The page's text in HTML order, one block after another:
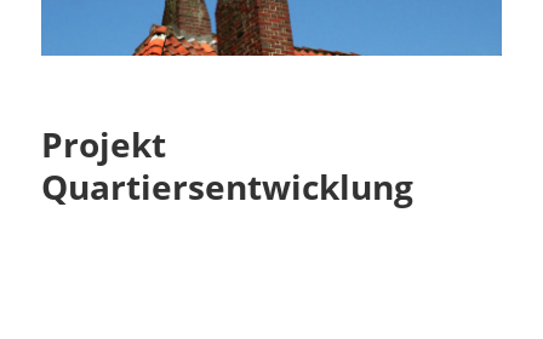
Projekt
Quartiersentwicklung